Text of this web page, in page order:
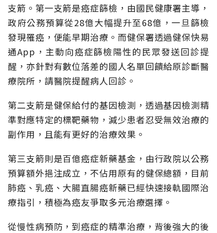
支箭。第一支箭是癌症篩檢，由國民健康署主導，
政府公務預算從28億大幅提升至68億，一旦篩檢
發現罹癌，便能早期治療。而健保署透過健保快易
通App，主動向癌症篩檢陽性的民眾發送回診提
醒，亦針對有數位落差的國人名單回饋給原診斷醫
療院所，請醫院提醒病人回診。
第二支箭是健保給付的基因檢測，透過基因檢測精
準對應特定的標靶藥物，減少患者忍受無效治療的
副作用，且能有更好的治療效果。
第三支箭則是百億癌症新藥基金，由行政院以公務
預算額外挹注成立，不佔用原有的健保總額，目前
肺癌、乳癌、大腸直腸癌新藥已經快速接軌國際治
療指引，積極為癌友爭取多元治療選擇。
從慢性病預防，到癌症的精準治療，背後強大的後